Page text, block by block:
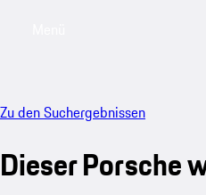
Zu den Suchergebnissen
Dieser Porsche